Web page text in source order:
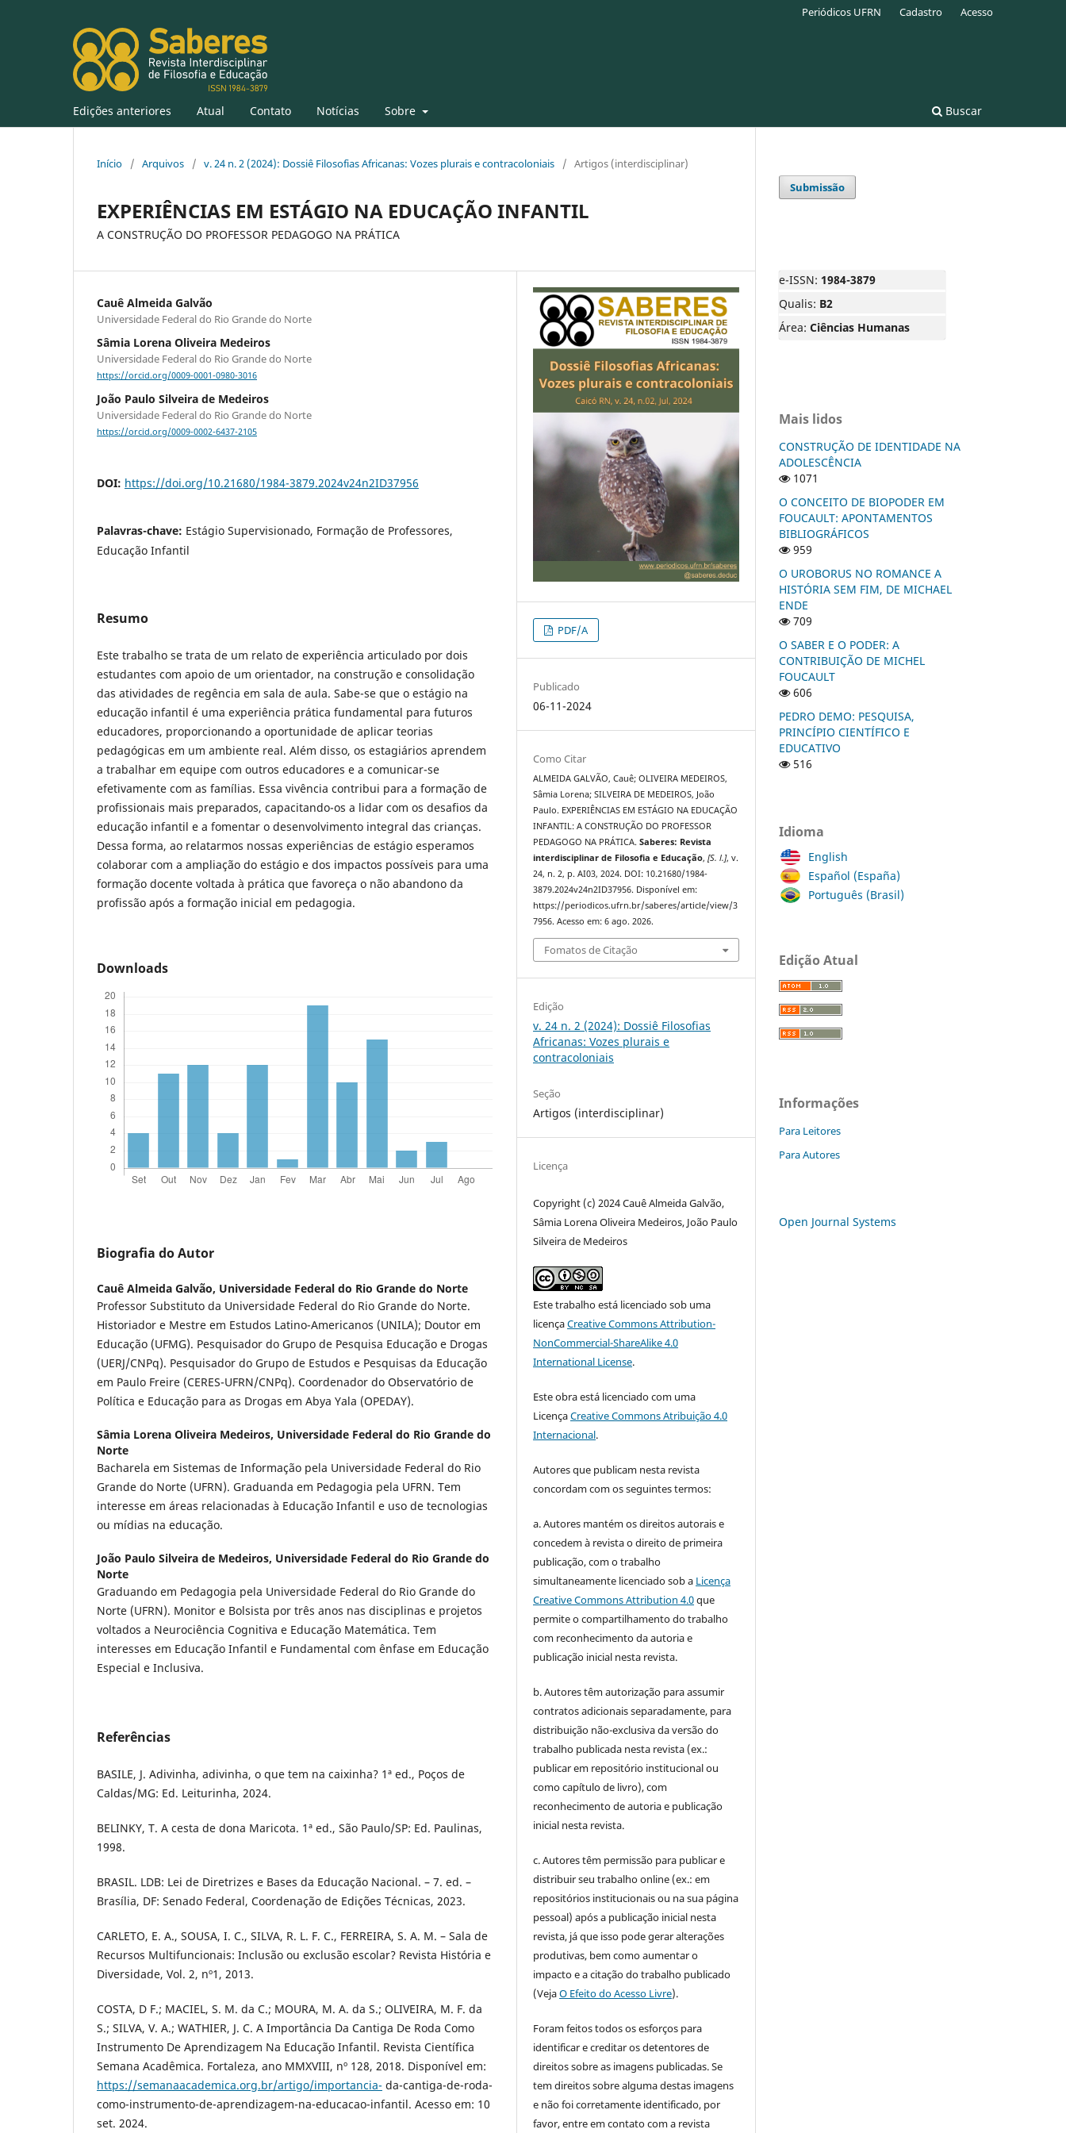
Edições anteriores Atual Contato Notícias Sobre Buscar
Periódicos UFRN Cadastro Acesso
Início / Arquivos / v. 24 n. 2 (2024): Dossiê Filosofias Africanas: Vozes plurais e contracoloniais / Artigos (interdisciplinar)
EXPERIÊNCIAS EM ESTÁGIO NA EDUCAÇÃO INFANTIL
A CONSTRUÇÃO DO PROFESSOR PEDAGOGO NA PRÁTICA
Cauê Almeida Galvão
Universidade Federal do Rio Grande do Norte
Sâmia Lorena Oliveira Medeiros
Universidade Federal do Rio Grande do Norte
https://orcid.org/0009-0001-0980-3016
João Paulo Silveira de Medeiros
Universidade Federal do Rio Grande do Norte
https://orcid.org/0009-0002-6437-2105
DOI: https://doi.org/10.21680/1984-3879.2024v24n2ID37956
Palavras-chave: Estágio Supervisionado, Formação de Professores,
Educação Infantil
Resumo
Este trabalho se trata de um relato de experiência articulado por dois
estudantes com apoio de um orientador, na construção e consolidação
das atividades de regência em sala de aula. Sabe-se que o estágio na
educação infantil é uma experiência prática fundamental para futuros
educadores, proporcionando a oportunidade de aplicar teorias
pedagógicas em um ambiente real. Além disso, os estagiários aprendem
a trabalhar em equipe com outros educadores e a comunicar-se
efetivamente com as famílias. Essa vivência contribui para a formação de
profissionais mais preparados, capacitando-os a lidar com os desafios da
educação infantil e a fomentar o desenvolvimento integral das crianças.
Dessa forma, ao relatarmos nossas experiências de estágio esperamos
colaborar com a ampliação do estágio e dos impactos possíveis para uma
formação docente voltada à prática que favoreça o não abandono da
profissão após a formação inicial em pedagogia.
Downloads
Biografia do Autor
Cauê Almeida Galvão, Universidade Federal do Rio Grande do Norte
Professor Substituto da Universidade Federal do Rio Grande do Norte.
Historiador e Mestre em Estudos Latino-Americanos (UNILA); Doutor em
Educação (UFMG). Pesquisador do Grupo de Pesquisa Educação e Drogas
(UERJ/CNPq). Pesquisador do Grupo de Estudos e Pesquisas da Educação
em Paulo Freire (CERES-UFRN/CNPq). Coordenador do Observatório de
Política e Educação para as Drogas em Abya Yala (OPEDAY).
Sâmia Lorena Oliveira Medeiros, Universidade Federal do Rio Grande do
Norte
Bacharela em Sistemas de Informação pela Universidade Federal do Rio
Grande do Norte (UFRN). Graduanda em Pedagogia pela UFRN. Tem
interesse em áreas relacionadas à Educação Infantil e uso de tecnologias
ou mídias na educação.
João Paulo Silveira de Medeiros, Universidade Federal do Rio Grande do
Norte
Graduando em Pedagogia pela Universidade Federal do Rio Grande do
Norte (UFRN). Monitor e Bolsista por três anos nas disciplinas e projetos
voltados a Neurociência Cognitiva e Educação Matemática. Tem
interesses em Educação Infantil e Fundamental com ênfase em Educação
Especial e Inclusiva.
Referências
BASILE, J. Adivinha, adivinha, o que tem na caixinha? 1ª ed., Poços de
Caldas/MG: Ed. Leiturinha, 2024.
BELINKY, T. A cesta de dona Maricota. 1ª ed., São Paulo/SP: Ed. Paulinas,
1998.
BRASIL. LDB: Lei de Diretrizes e Bases da Educação Nacional. – 7. ed. –
Brasília, DF: Senado Federal, Coordenação de Edições Técnicas, 2023.
CARLETO, E. A., SOUSA, I. C., SILVA, R. L. F. C., FERREIRA, S. A. M. – Sala de
Recursos Multifuncionais: Inclusão ou exclusão escolar? Revista História e
Diversidade, Vol. 2, nº1, 2013.
COSTA, D F.; MACIEL, S. M. da C.; MOURA, M. A. da S.; OLIVEIRA, M. F. da
S.; SILVA, V. A.; WATHIER, J. C. A Importância Da Cantiga De Roda Como
Instrumento De Aprendizagem Na Educação Infantil. Revista Científica
Semana Acadêmica. Fortaleza, ano MMXVIII, nº 128, 2018. Disponível em:
https://semanaacademica.org.br/artigo/importancia- da-cantiga-de-roda-
como-instrumento-de-aprendizagem-na-educacao-infantil. Acesso em: 10
set. 2024.
PDF/A
Publicado
06-11-2024
Como Citar
ALMEIDA GALVÃO, Cauê; OLIVEIRA MEDEIROS,
Sâmia Lorena; SILVEIRA DE MEDEIROS, João
Paulo. EXPERIÊNCIAS EM ESTÁGIO NA EDUCAÇÃO
INFANTIL: A CONSTRUÇÃO DO PROFESSOR
PEDAGOGO NA PRÁTICA.Saberes: Revista
interdisciplinar de Filosofia e Educação,[S. l.], v.
24, n. 2, p. AI03, 2024. DOI: 10.21680/1984-
3879.2024v24n2ID37956. Disponível em:
https://periodicos.ufrn.br/saberes/article/view/3
7956. Acesso em: 6 ago. 2026.
Fomatos de Citação
Edição
v. 24 n. 2 (2024): Dossiê Filosofias
Africanas: Vozes plurais e
contracoloniais
Seção
Artigos (interdisciplinar)
Licença
Copyright (c) 2024 Cauê Almeida Galvão,
Sâmia Lorena Oliveira Medeiros, João Paulo
Silveira de Medeiros
Este trabalho está licenciado sob uma
licençaCreative Commons Attribution-
NonCommercial-ShareAlike 4.0
International License.
Este obra está licenciado com uma
LicençaCreative Commons Atribuição 4.0
Internacional.
Autores que publicam nesta revista
concordam com os seguintes termos:
a. Autores mantém os direitos autorais e
concedem à revista o direito de primeira
publicação, com o trabalho
simultaneamente licenciado sob a Licença
Creative Commons Attribution 4.0que
permite o compartilhamento do trabalho
com reconhecimento da autoria e
publicação inicial nesta revista.
b. Autores têm autorização para assumir
contratos adicionais separadamente, para
distribuição não-exclusiva da versão do
trabalho publicada nesta revista (ex.:
publicar em repositório institucional ou
como capítulo de livro), com
reconhecimento de autoria e publicação
inicial nesta revista.
c. Autores têm permissão para publicar e
distribuir seu trabalho online (ex.: em
repositórios institucionais ou na sua página
pessoal) após a publicação inicial nesta
revista, já que isso pode gerar alterações
produtivas, bem como aumentar o
impacto e a citação do trabalho publicado
(VejaO Efeito do Acesso Livre).
Foram feitos todos os esforços para
identificar e creditar os detentores de
direitos sobre as imagens publicadas. Se
tem direitos sobre alguma destas imagens
e não foi corretamente identificado, por
favor, entre em contato com a revista
Submissão
e-ISSN: 1984-3879
Qualis: B2
Área: Ciências Humanas
Mais lidos
CONSTRUÇÃO DE IDENTIDADE NA
ADOLESCÊNCIA
1071
O CONCEITO DE BIOPODER EM
FOUCAULT: APONTAMENTOS
BIBLIOGRÁFICOS
959
O UROBORUS NO ROMANCE A
HISTÓRIA SEM FIM, DE MICHAEL
ENDE
709
O SABER E O PODER: A
CONTRIBUIÇÃO DE MICHEL
FOUCAULT
606
PEDRO DEMO: PESQUISA,
PRINCÍPIO CIENTÍFICO E
EDUCATIVO
516
Idioma
English
Español (España)
Português (Brasil)
Edição Atual
Informações
Para Leitores
Para Autores
Open Journal Systems